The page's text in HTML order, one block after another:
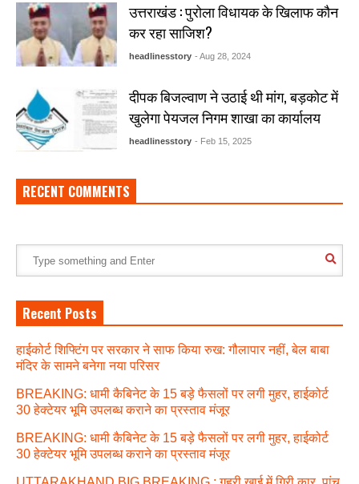
उत्तराखंड : पुरोला विधायक के खिलाफ कौन
कर रहा साजिश?
headlinesstory - Aug 28, 2024
दीपक बिजल्वाण ने उठाई थी मांग, बड़कोट में
खुलेगा पेयजल निगम शाखा का कार्यालय
headlinesstory - Feb 15, 2025
RECENT COMMENTS
Recent Posts
हाईकोर्ट शिफ्टिंग पर सरकार ने साफ किया रुख: गौलापार नहीं, बेल बाबा
मंदिर के सामने बनेगा नया परिसर
BREAKING: धामी कैबिनेट के 15 बड़े फैसलों पर लगी मुहर, हाईकोर्ट
30 हेक्टेयर भूमि उपलब्ध कराने का प्रस्ताव मंजूर
BREAKING: धामी कैबिनेट के 15 बड़े फैसलों पर लगी मुहर, हाईकोर्ट
30 हेक्टेयर भूमि उपलब्ध कराने का प्रस्ताव मंजूर